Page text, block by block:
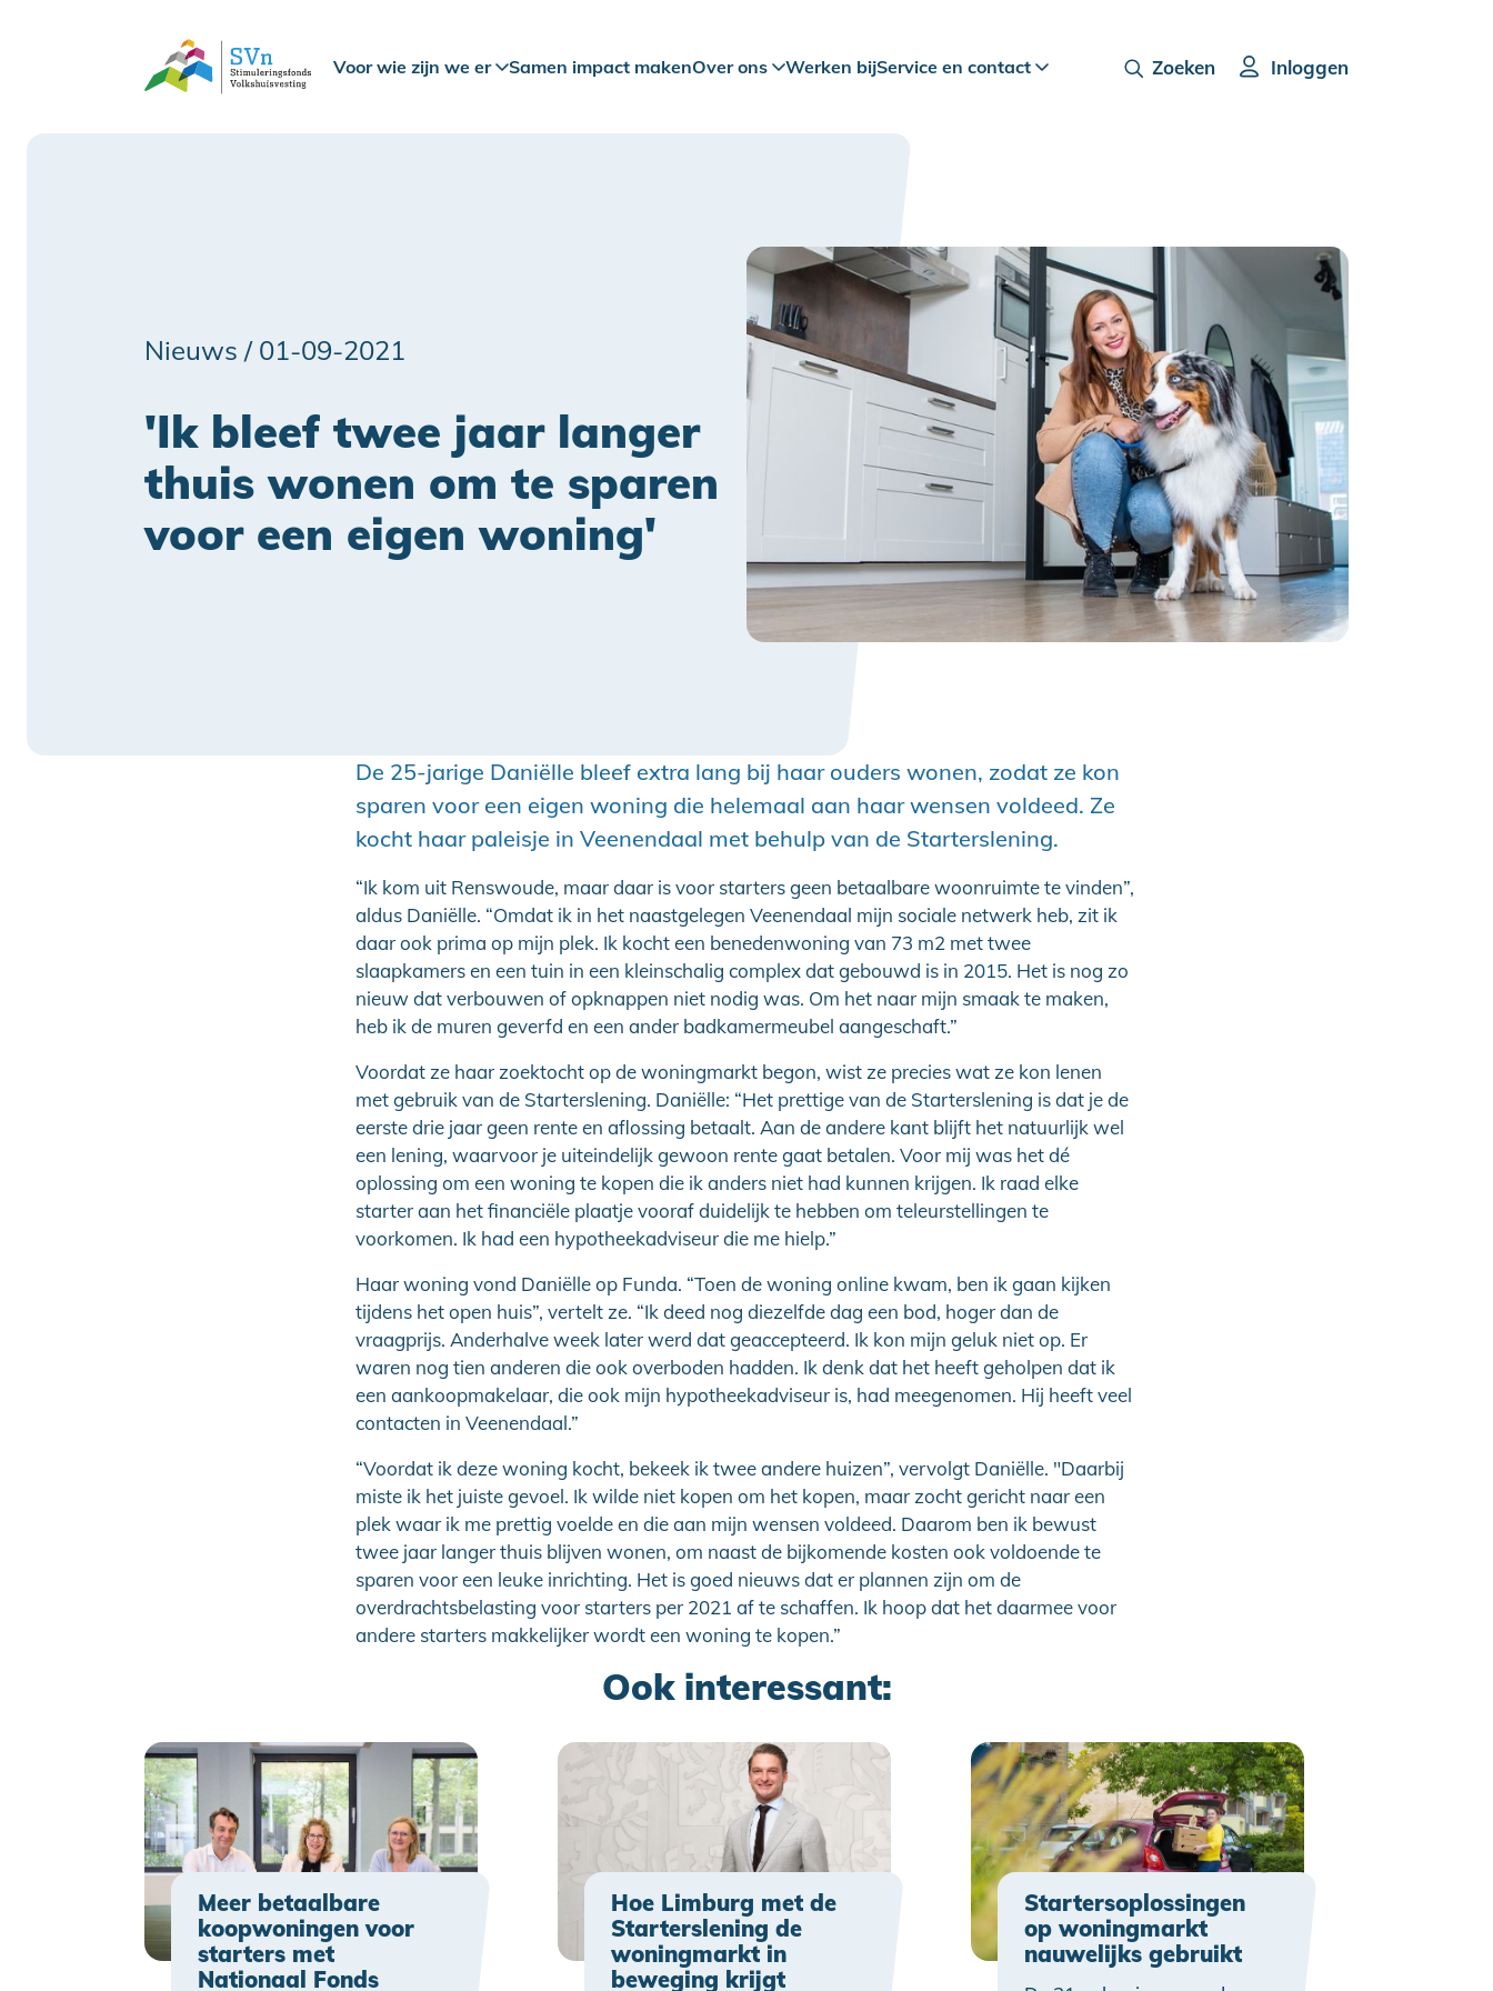
Voor wie zijn we er Samen impact makenOver ons Werken bijService en contact Zoeken Inloggen
Nieuws / 01-09-2021
'Ik bleef twee jaar langer
thuis wonen om te sparen
voor een eigen woning'
De 25-jarige Daniëlle bleef extra lang bij haar ouders wonen, zodat ze kon
sparen voor een eigen woning die helemaal aan haar wensen voldeed. Ze
kocht haar paleisje in Veenendaal met behulp van de Starterslening.
“Ik kom uit Renswoude, maar daar is voor starters geen betaalbare woonruimte te vinden”,
aldus Daniëlle. “Omdat ik in het naastgelegen Veenendaal mijn sociale netwerk heb, zit ik
daar ook prima op mijn plek. Ik kocht een benedenwoning van 73 m2 met twee
slaapkamers en een tuin in een kleinschalig complex dat gebouwd is in 2015. Het is nog zo
nieuw dat verbouwen of opknappen niet nodig was. Om het naar mijn smaak te maken,
heb ik de muren geverfd en een ander badkamermeubel aangeschaft.”
Voordat ze haar zoektocht op de woningmarkt begon, wist ze precies wat ze kon lenen
met gebruik van de Starterslening. Daniëlle: “Het prettige van de Starterslening is dat je de
eerste drie jaar geen rente en aflossing betaalt. Aan de andere kant blijft het natuurlijk wel
een lening, waarvoor je uiteindelijk gewoon rente gaat betalen. Voor mij was het dé
oplossing om een woning te kopen die ik anders niet had kunnen krijgen. Ik raad elke
starter aan het financiële plaatje vooraf duidelijk te hebben om teleurstellingen te
voorkomen. Ik had een hypotheekadviseur die me hielp.”
Haar woning vond Daniëlle op Funda. “Toen de woning online kwam, ben ik gaan kijken
tijdens het open huis”, vertelt ze. “Ik deed nog diezelfde dag een bod, hoger dan de
vraagprijs. Anderhalve week later werd dat geaccepteerd. Ik kon mijn geluk niet op. Er
waren nog tien anderen die ook overboden hadden. Ik denk dat het heeft geholpen dat ik
een aankoopmakelaar, die ook mijn hypotheekadviseur is, had meegenomen. Hij heeft veel
contacten in Veenendaal.”
“Voordat ik deze woning kocht, bekeek ik twee andere huizen”, vervolgt Daniëlle. "Daarbij
miste ik het juiste gevoel. Ik wilde niet kopen om het kopen, maar zocht gericht naar een
plek waar ik me prettig voelde en die aan mijn wensen voldeed. Daarom ben ik bewust
twee jaar langer thuis blijven wonen, om naast de bijkomende kosten ook voldoende te
sparen voor een leuke inrichting. Het is goed nieuws dat er plannen zijn om de
overdrachtsbelasting voor starters per 2021 af te schaffen. Ik hoop dat het daarmee voor
andere starters makkelijker wordt een woning te kopen.”
Ook interessant:
Meer betaalbare
koopwoningen voor
starters met
Nationaal Fonds
Hoe Limburg met de
Starterslening de
woningmarkt in
beweging krijgt
Startersoplossingen
op woningmarkt
nauwelijks gebruikt